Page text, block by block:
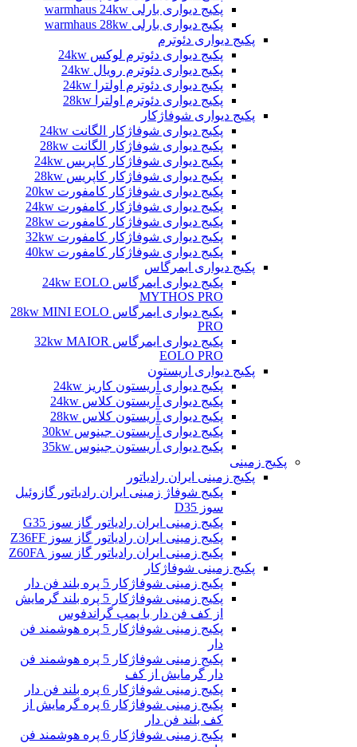
پکیج دیواری بارلی warmhaus 24kw
پکیج دیواری بارلی warmhaus 28kw
پکیج دیواری دئوترم
پکیج دیواری دئوترم لوکس 24kw
پکیج دیواری دئوترم رویال 24kw
پکیج دیواری دئوترم اولترا 24kw
پکیج دیواری دئوترم اولترا 28kw
پکیج دیواری شوفاژکار
پکیج دیواری شوفاژکار الگانت 24kw
پکیج دیواری شوفاژکار الگانت 28kw
پکیج دیواری شوفاژکار کاپریس 24kw
پکیج دیواری شوفاژکار کاپریس 28kw
پکیج دیواری شوفاژکار کامفورت 20kw
پکیج دیواری شوفاژکار کامفورت 24kw
پکیج دیواری شوفاژکار کامفورت 28kw
پکیج دیواری شوفاژکار کامفورت 32kw
پکیج دیواری شوفاژکار کامفورت 40kw
پکیج دیواری ایمرگاس
پکیج دیواری ایمرگاس 24kw EOLO
MYTHOS PRO
پکیج دیواری ایمرگاس 28kw MINI EOLO
PRO
پکیج دیواری ایمرگاس 32kw MAIOR
EOLO PRO
پکیج دیواری اریستون
پکیج دیواری آریستون کاریز 24kw
پکیج دیواری آریستون کلاس 24kw
پکیج دیواری آریستون کلاس 28kw
پکیج دیواری آریستون جینوس 30kw
پکیج دیواری آریستون جینوس 35kw
پکیج زمینی
پکیج زمینی ایران رادیاتور
پکیج شوفاژ زمینی ایران رادیاتور گازوئیل
سوز D35
پکیج زمینی ایران رادیاتور گاز سوز G35
پکیج زمینی ایران رادیاتور گاز سوز Z36FF
پکیج زمینی ایران رادیاتور گاز سوز Z60FA
پکیج زمینی شوفاژکار
پکیج زمینی شوفاژکار 5 پره بلند فن دار
پکیج زمینی شوفاژکار 5 پره بلند گرمایش
از کف فن دار با پمپ گراندفوس
پکیج زمینی شوفاژکار 5 پره هوشمند فن
دار
پکیج زمینی شوفاژکار 5 پره هوشمند فن
دار گرمایش از کف
پکیج زمینی شوفاژکار 6 پره بلند فن دار
پکیج زمینی شوفاژکار 6 پره گرمایش از
کف بلند فن دار
پکیج زمینی شوفاژکار 6 پره هوشمند فن